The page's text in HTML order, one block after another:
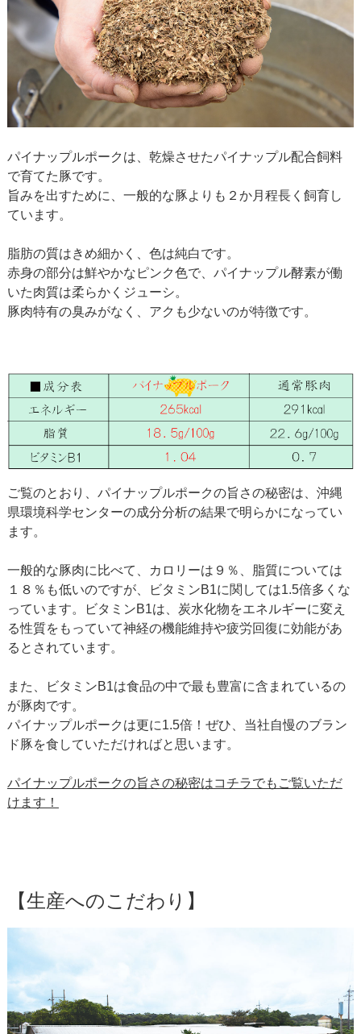
パイナップルポークは、乾燥させたパイナップル配合飼料
で育てた豚です。
旨みを出すために、一般的な豚よりも２か月程長く飼育し
ています。
脂肪の質はきめ細かく、色は純白です。
赤身の部分は鮮やかなピンク色で、パイナップル酵素が働
いた肉質は柔らかくジューシ。
豚肉特有の臭みがなく、アクも少ないのが特徴です。
ご覧のとおり、パイナップルポークの旨さの秘密は、沖縄
県環境科学センターの成分分析の結果で明らかになってい
ます。
一般的な豚肉に比べて、カロリーは９％、脂質については
１８％も低いのですが、ビタミンB1に関しては1.5倍多くな
っています。ビタミンB1は、炭水化物をエネルギーに変え
る性質をもっていて神経の機能維持や疲労回復に効能があ
るとされています。
また、ビタミンB1は食品の中で最も豊富に含まれているの
が豚肉です。
パイナップルポークは更に1.5倍！ぜひ、当社自慢のブラン
ド豚を食していただければと思います。
パイナップルポークの旨さの秘密はコチラでもご覧いただ
けます！
【生産へのこだわり】